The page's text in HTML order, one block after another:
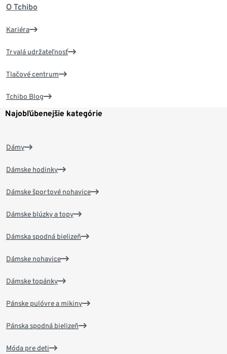
O Tchibo
Kariéra
Trvalá udržateľnosť
Tlačové centrum
Tchibo Blog
Najobľúbenejšie kategórie
Dámy
Dámske hodinky
Dámske športové nohavice
Dámske blúzky a topy
Dámska spodná bielizeň
Dámske nohavice
Dámske topánky
Pánske pulóvre a mikiny
Pánska spodná bielizeň
Móda pre deti